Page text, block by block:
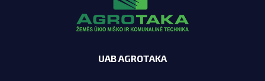
UAB AGROTAKA